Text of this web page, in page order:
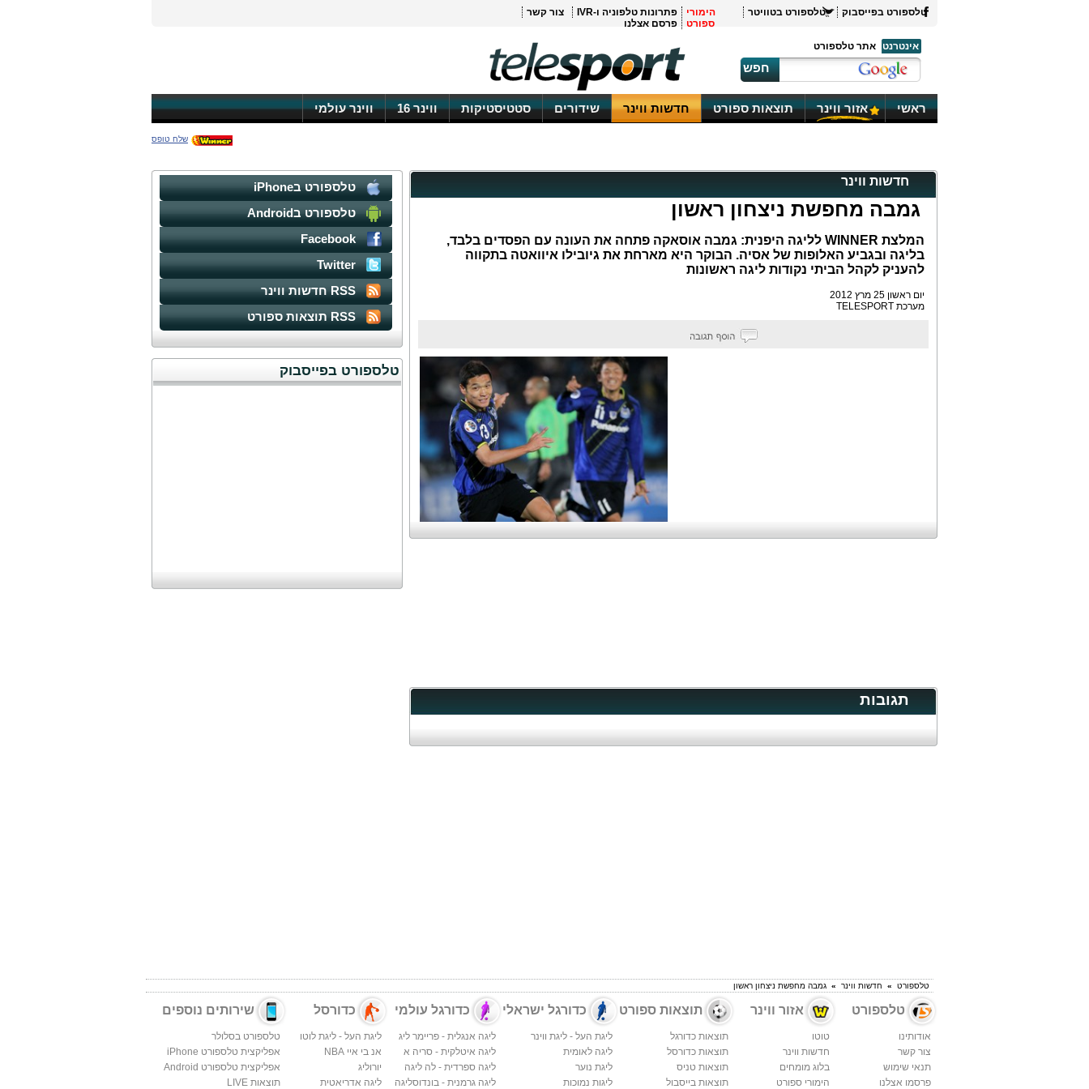
טלספורט בפייסבוק טלספורט בטוויטר
הימורי
ספורט
פתרונות טלפוניה ו-IVR
צור קשר
פרסם אצלנו
אינטרנט
אתר טלספורט
חפש
ראשי אזור ווינר תוצאות ספורט חדשות ווינר שידורים סטטיסטיקות ווינר 16 ווינר עולמי
שלח טופס
חדשות ווינר
גמבה מחפשת ניצחון ראשון
המלצת WINNER לליגה היפנית: גמבה אוסאקה פתחה את העונה עם הפסדים בלבד,
בליגה ובגביע האלופות של אסיה. הבוקר היא מארחת את גיובילו איוואטה בתקווה
להעניק לקהל הביתי נקודות ליגה ראשונות
יום ראשון 25 מרץ 2012
מערכת TELESPORT
תגובות
טלספורט בiPhone
טלספורט בAndroid
Facebook
Twitter
RSS חדשות ווינר
RSS תוצאות ספורט
טלספורט בפייסבוק
טלספורט » חדשות ווינר » גמבה מחפשת ניצחון ראשון
טלספורט
אודותינו
צור קשר
תנאי שימוש
פרסמו אצלנו
אזור ווינר
טוטו
חדשות ווינר
בלוג מומחים
הימורי ספורט
תוצאות ספורט
תוצאות כדורגל
תוצאות כדורסל
תוצאות טניס
תוצאות בייסבול
כדורגל ישראלי
ליגת העל - ליגת ווינר
ליגה לאומית
ליגת נוער
ליגות נמוכות
כדורגל עולמי
ליגה אנגלית - פריימר ליג
ליגה איטלקית - סריה א
ליגה ספרדית - לה ליגה
ליגה גרמנית - בונדוסליגה
כדורסל
ליגת העל - ליגת לוטו
אנ בי איי NBA
יורוליג
ליגה אדריאטית
שירותים נוספים
טלספורט בסלולר
אפליקצית טלספורט iPhone
אפליקצית טלספורט Android
תוצאות LIVE